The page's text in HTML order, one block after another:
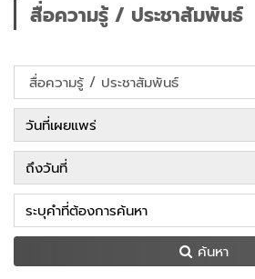
สื่อความรู้ / ประชาสัมพันธ์
ค้นหา